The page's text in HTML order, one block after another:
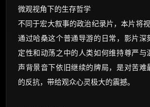
微观视角下的生存哲学
不同于宏大叙事的政治纪录片，本片将视
通过哈桑这个普通导游的日常，影片深
定性和动荡之中的人类如何维持尊严与
声背景音下依旧继续的牌局，是对苦难
的反抗，带给观众心灵极大的震撼。